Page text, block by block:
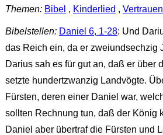
Themen: Bibel , Kinderlied , Vertrauen
Bibelstellen: Daniel 6, 1-28: Und
das Reich ein, da er zweiundsechzig
Darius sah es für gut an, daß er über
setzte hundertzwanzig Landvögte.
Fürsten, deren einer Daniel war,
sollten Rechnung tun, daß der König
Daniel aber übertraf die Fürsten und